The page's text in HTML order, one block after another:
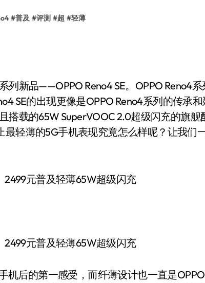
#普及 #评测 #超 #轻薄
新品——OPPO Reno4 SE。OPPO Reno4系
SE的出现更像是OPPO Reno4系列的传承和
搭载的65W SuperVOOC 2.0超级闪充的旗舰
最轻薄的5G手机表现究竟怎么样呢？让我们
后的第一感受，而纤薄设计也一直是OPPO